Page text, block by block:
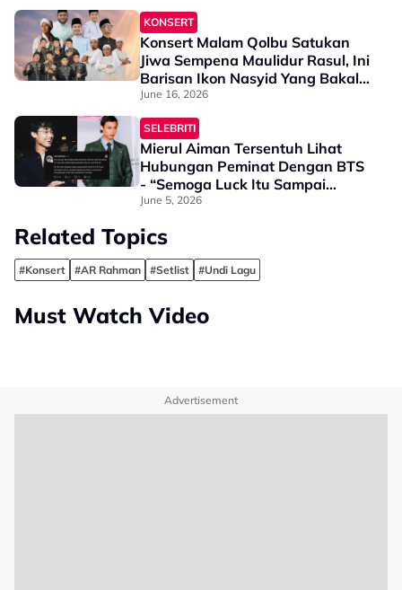
KONSERT
Konsert Malam Qolbu Satukan
Jiwa Sempena Maulidur Rasul, Ini
Barisan Ikon Nasyid Yang Bakal
Membuat Persembahan
June 16, 2026
SELEBRITI
Mierul Aiman Tersentuh Lihat
Hubungan Peminat Dengan BTS
- “Semoga Luck Itu Sampai
Kepada Yang Betul Menghargai
June 5, 2026
Related Topics
#Konsert #AR Rahman #Setlist #Undi Lagu
Must Watch Video
Advertisement